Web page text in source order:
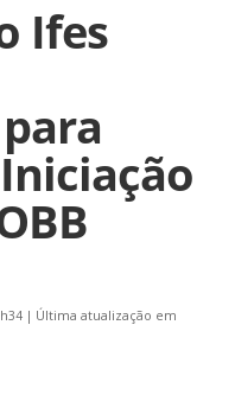
Ifes
| Última atualização em